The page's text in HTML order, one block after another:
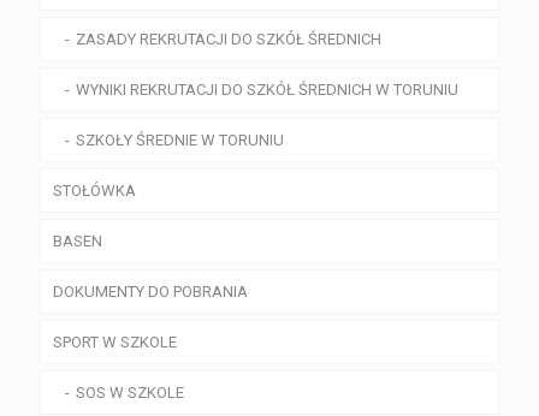
ZASADY REKRUTACJI DO SZKÓŁ ŚREDNICH
WYNIKI REKRUTACJI DO SZKÓŁ ŚREDNICH W TORUNIU
SZKOŁY ŚREDNIE W TORUNIU
STOŁÓWKA
BASEN
DOKUMENTY DO POBRANIA
SPORT W SZKOLE
SOS W SZKOLE